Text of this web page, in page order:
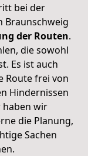
bei der
Braunschweig
der Routen.
die sowohl
Es ist auch
Route frei von
Hindernissen
haben wir
die Planung,
Sachen